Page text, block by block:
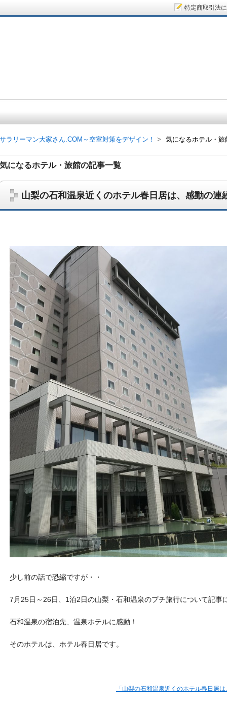
気になるホテル・旅館の記事一覧
山梨の石和温泉近くのホテル春日居は、感動の連
少し前の話で恐縮ですが・・
7月25日～26日、1泊2日の山梨・石和温泉のプチ旅行について記事
石和温泉の宿泊先、温泉ホテルに感動！
そのホテルは、ホテル春日居です。
「山梨の石和温泉近くのホテル春日居
サラリーマン大家さん.COM～空室対策をデザイン！ 気になるホテル・旅
サラリーマン大家さん.COM～空
サラリーマン大家さんを応援！マンション経営、アパート経営の空室
ム、大家さん自ら行うネット集客、コンセプト賃貸の導入を研究する
特定商取引法